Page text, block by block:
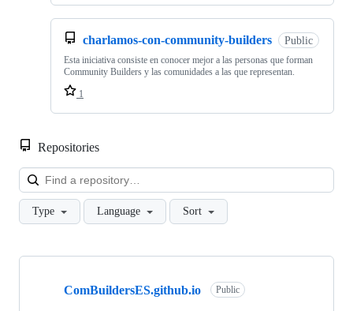
charlamos-con-community-builders Public
Esta iniciativa consiste en conocer mejor a las personas que forman
Community Builders y las comunidades a las que representan.
1
Repositories
Type Language Sort
Showing
ComBuildersES.github.io Public